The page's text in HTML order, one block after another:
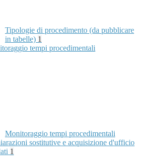
Tipologie di procedimento (da pubblicare
in tabelle) 1
tempi procedimentali
Monitoraggio tempi procedimentali
sostitutive e acquisizione d'ufficio
1